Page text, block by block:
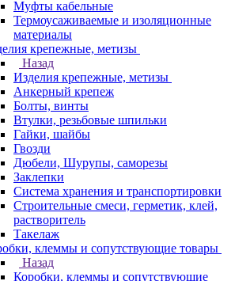
Муфты кабельные
Термоусаживаемые и изоляционные
материалы
крепежные, метизы
Назад
Изделия крепежные, метизы
Анкерный крепеж
Болты, винты
Втулки, резьбовые шпильки
Гайки, шайбы
Гвозди
Дюбели, Шурупы, саморезы
Заклепки
Система хранения и транспортировки
Строительные смеси, герметик, клей,
растворитель
Такелаж
клеммы и сопутствующие товары
Назад
Коробки, клеммы и сопутствующие